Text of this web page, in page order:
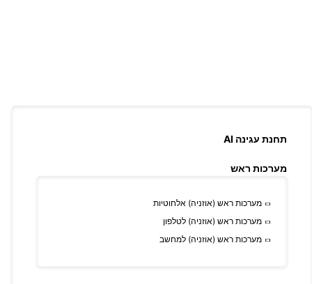
תחנת עגינה AI
מערכות ראש
מערכות ראש (אוזניה) אלחוטיות
מערכות ראש (אוזניה) לטלפון
מערכות ראש (אוזניה) למחשב